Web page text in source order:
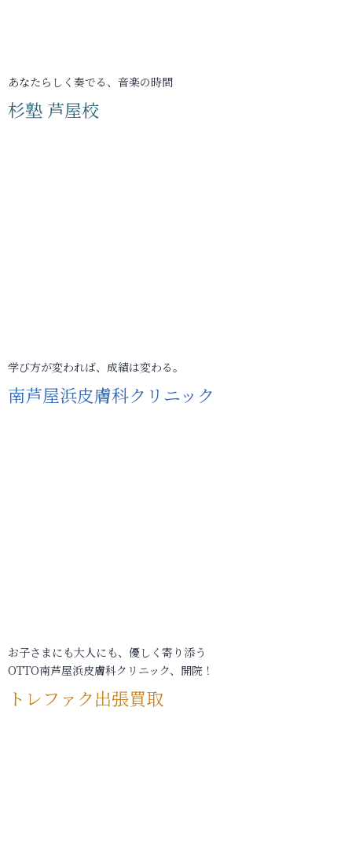
あなたらしく奏でる、音楽の時間
杉塾 芦屋校
学び方が変われば、成績は変わる。
南芦屋浜皮膚科クリニック
お子さまにも大人にも、優しく寄り添う
OTTO南芦屋浜皮膚科クリニック、開院！
トレファク出張買取